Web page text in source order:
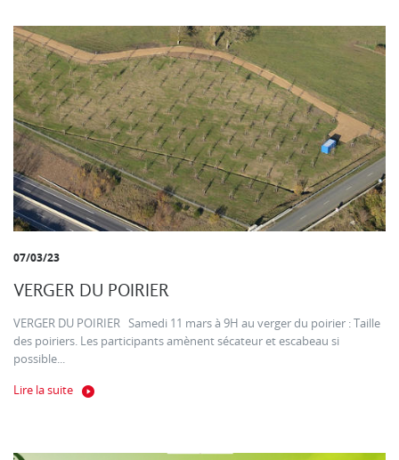
07/03/23
VERGER DU POIRIER
VERGER DU POIRIER Samedi 11 mars à 9H au verger du poirier : Taille
des poiriers. Les participants amènent sécateur et escabeau si
possible...
Lire la suite